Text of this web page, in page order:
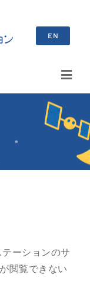
EN
ーションのサ
閲覧できない